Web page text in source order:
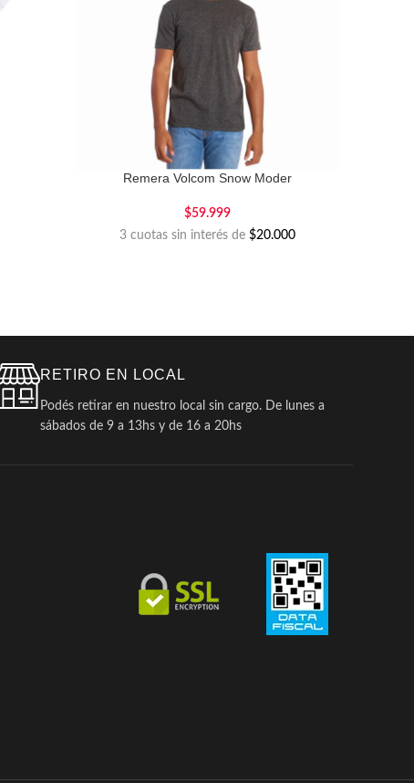
Remera Volcom Snow Moder
$59.999
3 cuotas sin interés de $20.000
RETIRO EN LOCAL
Podés retirar en nuestro local sin cargo. De lunes a
sábados de 9 a 13hs y de 16 a 20hs